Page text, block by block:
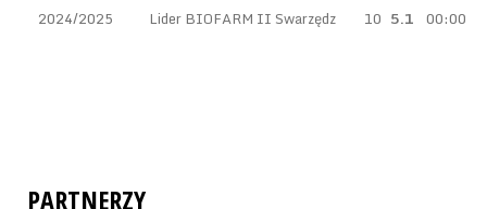
2024/2025
Lider BIOFARM II Swarzędz 10 5.1 00:00
PARTNERZY